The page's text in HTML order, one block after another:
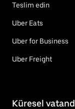
Teslim edin
Uber Eats
Uber for Business
Uber Freight
Küresel